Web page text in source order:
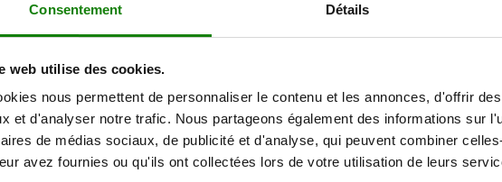
Consentement Détails
web utilise des cookies.
nous permettent de personnaliser le contenu et les annonces, d'offrir
et d'analyser notre trafic. Nous partageons également des informations sur
de médias sociaux, de publicité et d'analyse, qui peuvent combiner
avez fournies ou qu'ils ont collectées lors de votre utilisation de leurs
40
50
M12
sont actualisées plusieurs fois par jour à intervalles réguliers.
H D Forme Surface du corps de base D2 T
20 M6 E tribofinition 12 12